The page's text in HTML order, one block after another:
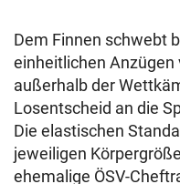
Dem Finnen schwebt
einheitlichen Anzügen
außerhalb der
Losentscheid an die
Die elastischen
jeweiligen
ehemalige ÖSV-